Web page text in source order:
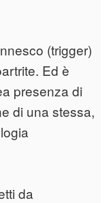
(trigger)
Ed è
presenza di
di una stessa,
da